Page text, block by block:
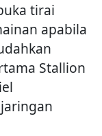
tirai
apabila
Stallion